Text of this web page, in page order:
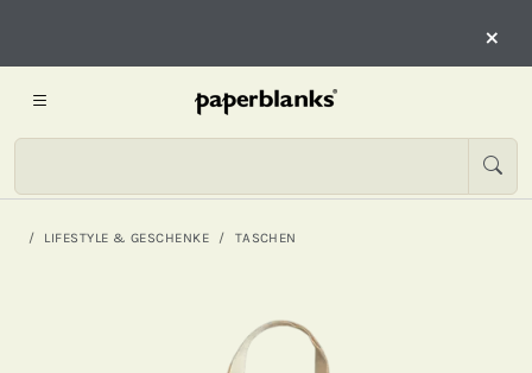
×
LIFESTYLE & GESCHENKE TASCHEN